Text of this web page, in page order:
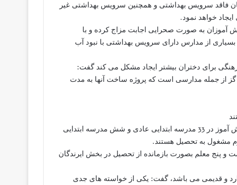
80 درصد مدارس ایرندگان فاقد سرویس بهداشتی و همچنین سرویس بهداشتی غیر
خواهد نمود.
آموزان به صورت صحرایی اجابت مزاج کرده و با
از مدارس دارای سرویس بهداشتی با نبود آب
برای دختران بیشتر ایجاد مشکل می کند گفت:
گز از جمله مدارسی است که پروژه ساخت آنها به مدت
عضو شورای شهرستان خاش گفت: تعداد 2 هزار و 100 دانش آموز در 33 مدرسه ابتدایی عادی و شش مدرسه ابتدایی
مشغول به تحصیل هستند.
60 معلم ابتدایی، 13 نفر خرید خدمت و پنج معلم بصورت بازمانده از تحصیل در بخش ایرندگان
و قدیمی می باشد، گفت: یکی از خواسته های جدی